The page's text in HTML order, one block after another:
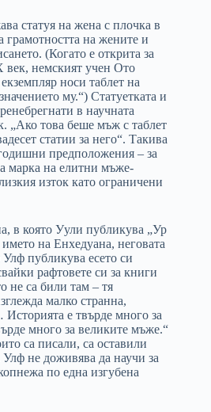
статуя на жена с плочка в
грамотността на жените и
(Когато е открита за
век, немският учен Ото
носи таблет на
му.“) Статуетката и
в научната
„Ако това беше мъж с таблет
статии за него“. Такива
предположения – за
марка на елитни мъже-
изток като ограничени
в която Уули публикува „Ур
на Енхедуана, неговата
публикува есето си
рафтовете си за книги
не са били там – тя
малко странна,
е твърде много за
много за великите мъже.“
са писали, са оставили
не доживява да научи за
по една изгубена